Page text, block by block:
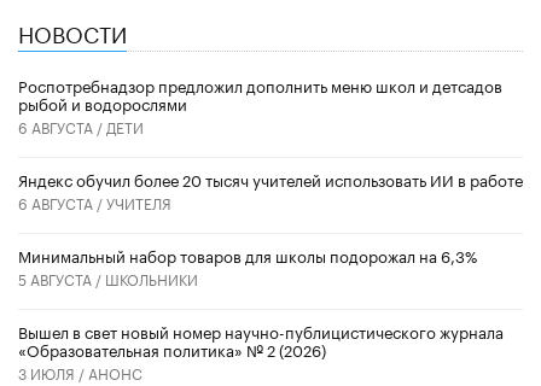
НОВОСТИ
Роспотребнадзор предложил дополнить меню школ и детсадов
рыбой и водорослями
6 АВГУСТА / ДЕТИ
​Яндекс обучил более 20 тысяч учителей использовать ИИ в работе
6 АВГУСТА /УЧИТЕЛЯ
Минимальный набор товаров для школы подорожал на 6,3%
5 АВГУСТА / ШКОЛЬНИКИ
Вышел в свет новый номер научно-публицистического журнала
«Образовательная политика» № 2 (2026)
3 ИЮЛЯ / АНОНС